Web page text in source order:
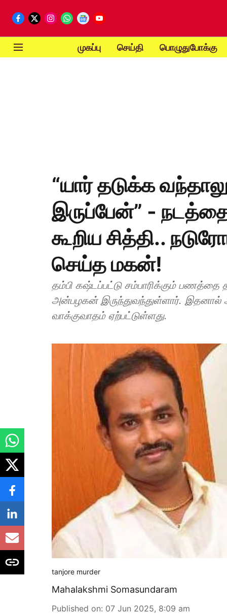
முகப்பு செய்தி பொழுதுபோக்கு
“யார் தடுக்க
இருப்பேன்” -
கூறிய சித்தி..
செய்த மகன்!
தம்பி கஷ்டப்பட்டு சம்பாரிக்கும் பணத்தை
அன்பழகன் இருந்துவந்துள்ளார். இதனால்
வாக்குவாதம் ஏற்பட்டுள்ளது.
tanjore murder
Mahalakshmi Somasundaram
Published on: 07 Jun 2025, 8:09 am